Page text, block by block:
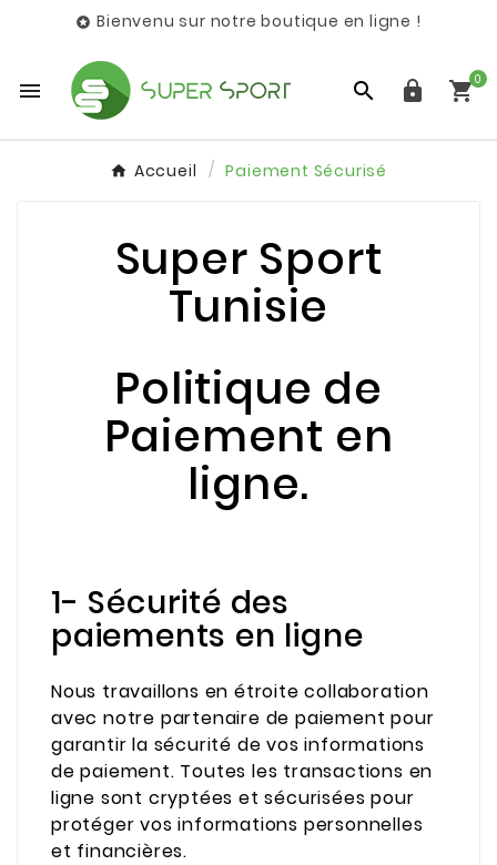
 Bienvenu sur notre boutique en ligne !
   0
Accueil Paiement Sécurisé
Super Sport
Tunisie
Politique de
Paiement en
ligne.
1- Sécurité des
paiements en ligne
Nous travaillons en étroite collaboration
avec notre partenaire de paiement pour
garantir la sécurité de vos informations
de paiement. Toutes les transactions en
ligne sont cryptées et sécurisées pour
protéger vos informations personnelles
et financières.